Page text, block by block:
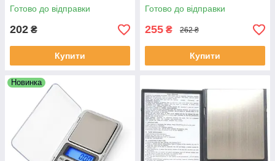
Готово до відправки
202 ₴
Купити
Готово до відправки
255 ₴ 262 ₴
Купити
Новинка